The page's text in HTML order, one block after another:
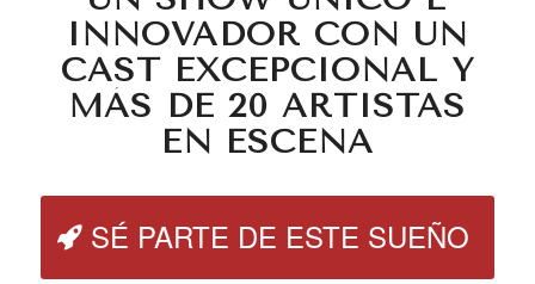
INNOVADOR CON UN
CAST EXCEPCIONAL Y
MÁS DE 20 ARTISTAS
EN ESCENA
SÉ PARTE DE ESTE SUEÑO